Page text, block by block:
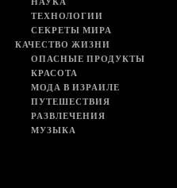
ТЕХНОЛОГИИ
СЕКРЕТЫ МИРА
КАЧЕСТВО ЖИЗНИ
ОПАСНЫЕ ПРОДУКТЫ
КРАСОТА
МОДА В ИЗРАИЛЕ
ПУТЕШЕСТВИЯ
РАЗВЛЕЧЕНИЯ
МУЗЫКА